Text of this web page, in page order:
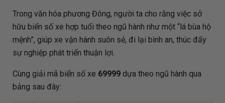
Trong văn hóa phương Đông, người ta cho rằng việc sở
hữu biển số xe hợp tuổi theo ngũ hành như một “lá bùa hộ
mệnh”, giúp xe vận hành suôn sẻ, đi lại bình an, thúc đẩy
sự nghiệp phát triển thuận lợi.
Cùng giải mã biển số xe 69999dựa theo ngũ hành qua
bảng sau đây: